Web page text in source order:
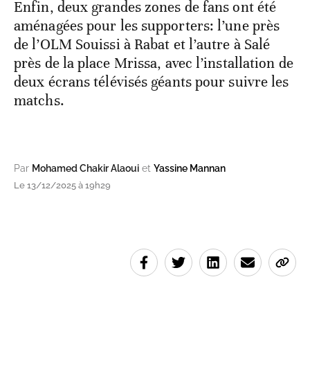
Enfin, deux grandes zones de fans ont été
aménagées pour les supporters: l’une près
de l’OLM Souissi à Rabat et l’autre à Salé
près de la place Mrissa, avec l’installation de
deux écrans télévisés géants pour suivre les
matchs.
Par Mohamed Chakir Alaoui et Yassine Mannan
Le 13/12/2025 à 19h29